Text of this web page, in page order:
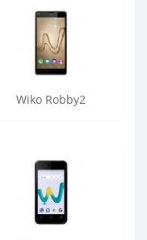
Wiko Robby2